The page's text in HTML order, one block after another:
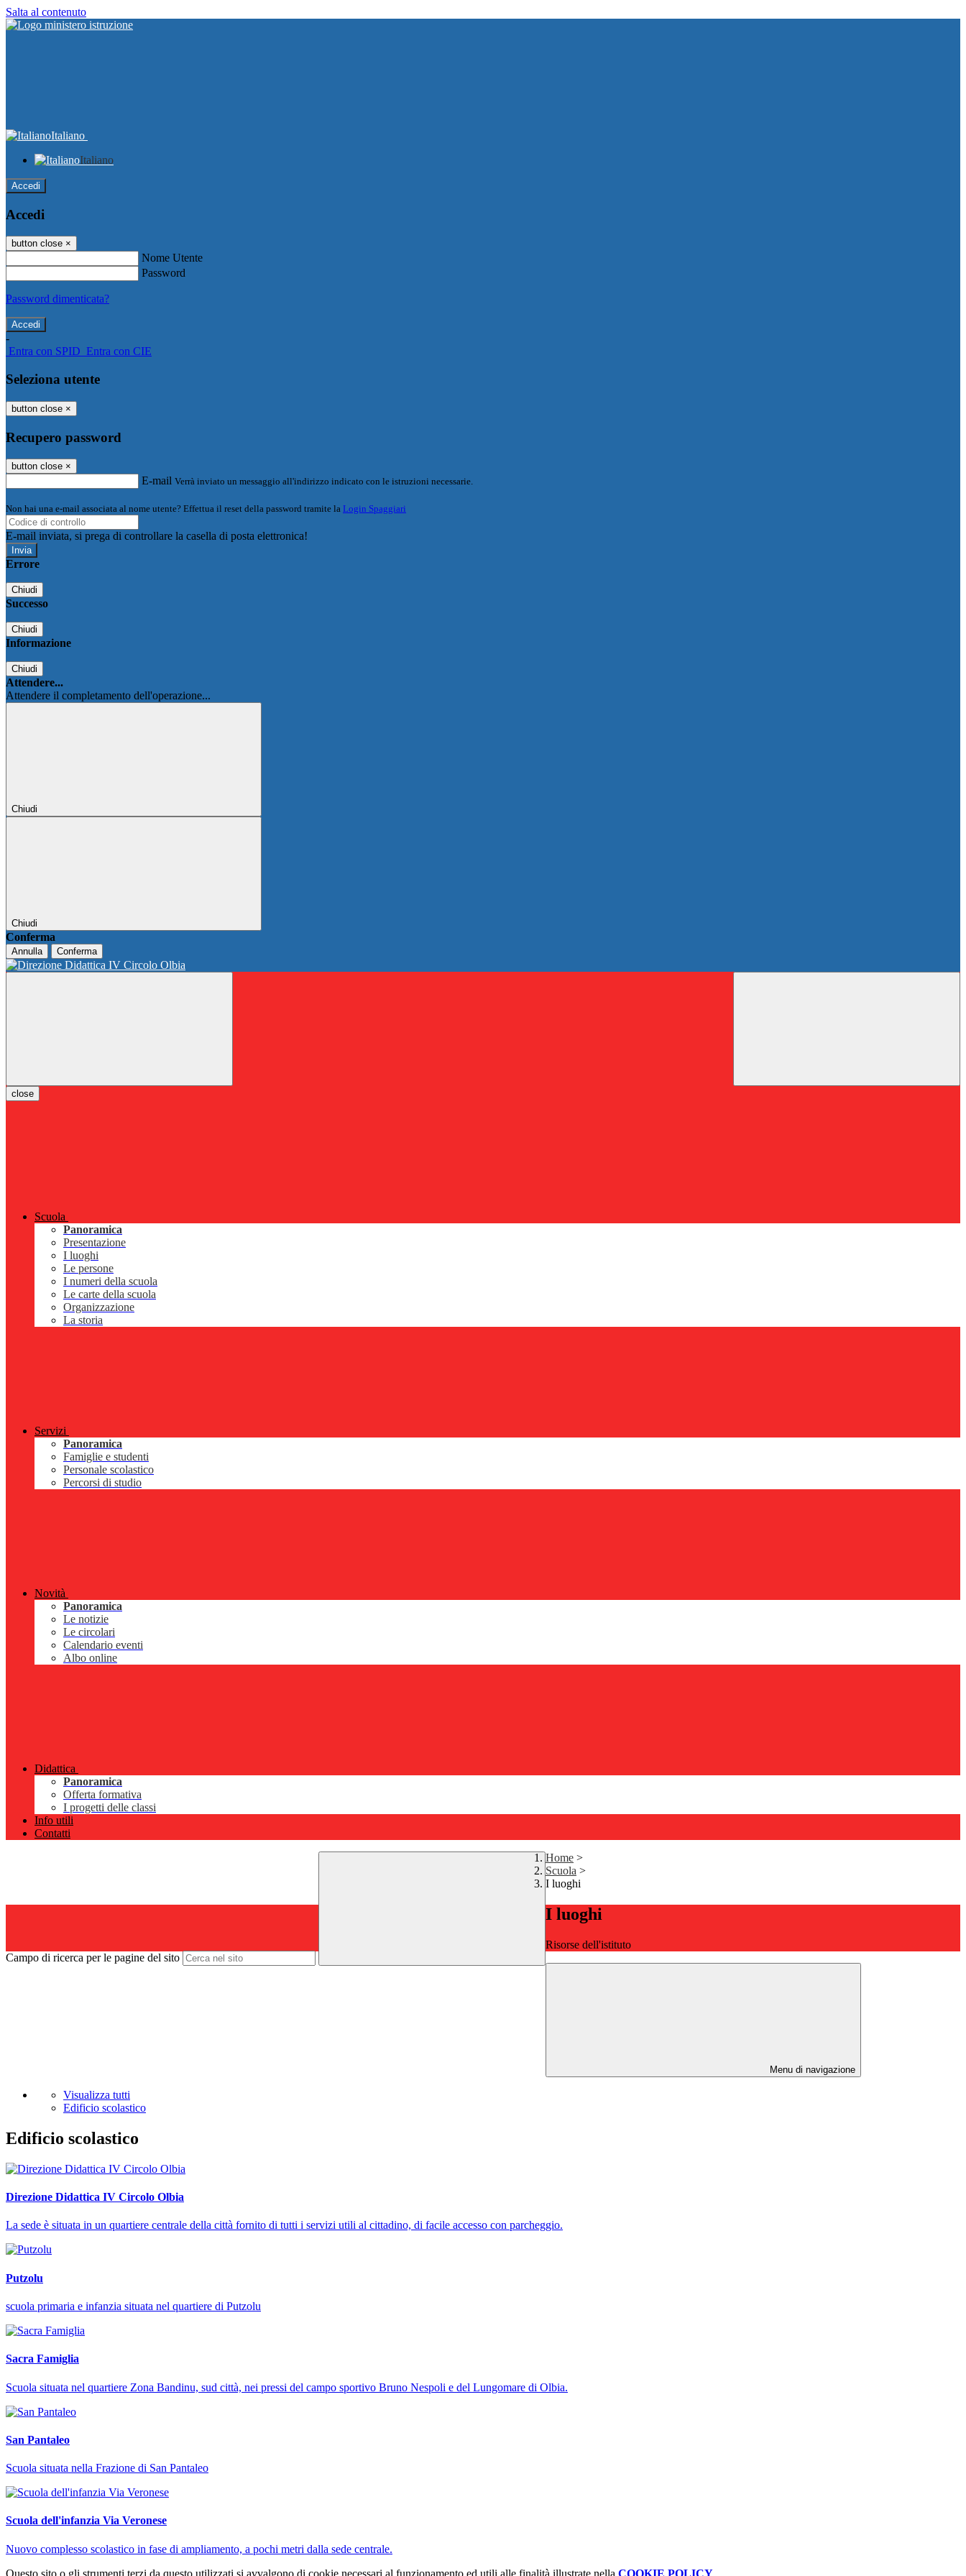
Salta al contenuto
Italiano
Italiano
Accedi
Accedi
button close ×
Nome Utente
Password
Password dimenticata?
-
Entra con SPID Entra con CIE
Seleziona utente
button close ×
Recupero password
button close ×
E-mail Verrà inviato un messaggio all'indirizzo indicato con le istruzioni necessarie.
Non hai una e-mail associata al nome utente? Effettua il reset della password tramite la Login Spaggiari
E-mail inviata, si prega di controllare la casella di posta elettronica!
Errore
Chiudi
Successo
Chiudi
Informazione
Chiudi
Attendere...
Attendere il completamento dell'operazione...
Chiudi
Chiudi
Conferma
Annulla Conferma
close
Scuola
Panoramica
Presentazione
I luoghi
Le persone
I numeri della scuola
Le carte della scuola
Organizzazione
La storia
Servizi
Panoramica
Famiglie e studenti
Personale scolastico
Percorsi di studio
Novità
Panoramica
Le notizie
Le circolari
Calendario eventi
Albo online
Didattica
Panoramica
Offerta formativa
I progetti delle classi
Info utili
Contatti
Campo di ricerca per le pagine del sito
Home >
Scuola >
I luoghi
I luoghi
Risorse dell'istituto
Menu di navigazione
Visualizza tutti
Edificio scolastico
Edificio scolastico
Direzione Didattica IV Circolo Olbia
La sede è situata in un quartiere centrale della città fornito di tutti i servizi utili al cittadino, di facile accesso con parcheggio.
Putzolu
scuola primaria e infanzia situata nel quartiere di Putzolu
Sacra Famiglia
Scuola situata nel quartiere Zona Bandinu, sud città, nei pressi del campo sportivo Bruno Nespoli e del Lungomare di Olbia.
San Pantaleo
Scuola situata nella Frazione di San Pantaleo
Scuola dell'infanzia Via Veronese
Nuovo complesso scolastico in fase di ampliamento, a pochi metri dalla sede centrale.
Questo sito o gli strumenti terzi da questo utilizzati si avvalgono di cookie necessari al funzionamento ed utili alle finalità illustrate nella COOKIE POLICY